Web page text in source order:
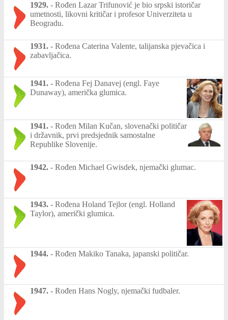
1929. - Rođen Lazar Trifunović je bio srpski istoričar
umetnosti, likovni kritičar i profesor Univerziteta u
Beogradu.
1931. - Rođena Caterina Valente, talijanska pjevačica i
zabavljačica.
1941. - Rođena Fej Danavej (engl. Faye
Dunaway), američka glumica.
1941. - Rođen Milan Kučan, slovenački političar
i državnik, prvi predsjednik samostalne
Republike Slovenije.
1942. - Rođen Michael Gwisdek, njemački glumac.
1943. - Rođena Holand Tejlor (engl. Holland
Taylor), američki glumica.
1944. - Rođen Makiko Tanaka, japanski političar.
1947. - Rođen Hans Nogly, njemački fudbaler.